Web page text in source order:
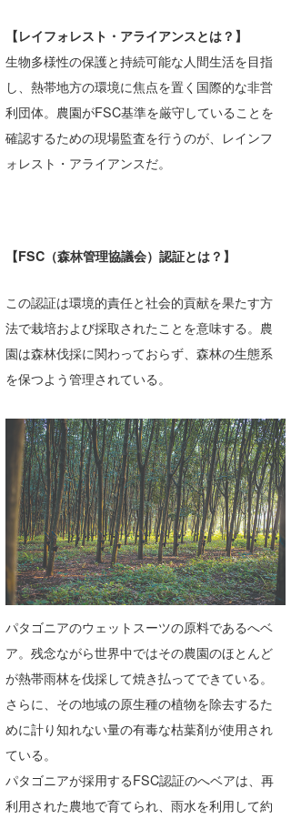
【レイフォレスト・アライアンスとは？】
生物多様性の保護と持続可能な人間生活を目指
し、熱帯地方の環境に焦点を置く国際的な非営
利団体。農園がFSC基準を厳守していることを
確認するための現場監査を行うのが、レインフ
ォレスト・アライアンスだ。
【FSC（森林管理協議会）認証とは？】
この認証は環境的責任と社会的貢献を果たす方
法で栽培および採取されたことを意味する。農
園は森林伐採に関わっておらず、森林の生態系
を保つよう管理されている。
パタゴニアのウェットスーツの原料であるへベ
ア。残念ながら世界中ではその農園のほとんど
が熱帯雨林を伐採して焼き払ってできている。
さらに、その地域の原生種の植物を除去するた
めに計り知れない量の有毒な枯葉剤が使用され
ている。
パタゴニアが採用するFSC認証のへベアは、再
利用された農地で育てられ、雨水を利用して約
喜納海人
KID
KY
S.K
Soulman
VAGY
waka☆=
YUKI☆
たっちー
ハンマー
まっきー
三輪予報士
小川予報士
上田純子
上條将美
唐澤予報士
SancheZ